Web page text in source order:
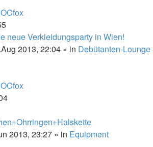
neue Verkleidungsparty in Wien!
2013, 22:04 » in Debütanten-Lounge
2013, 23:27 » in Equipment